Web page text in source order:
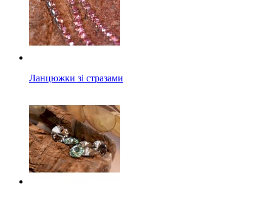
Ланцюжки зі стразами